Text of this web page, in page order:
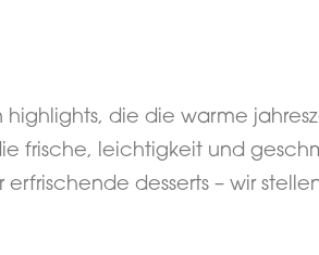
highlights, die die warme
frische, leichtigkeit und
desserts – wir